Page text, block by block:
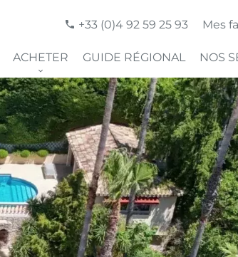
+33 (0)4 92 59 25 93 Mes
ACHETER GUIDE RÉGIONAL NOS